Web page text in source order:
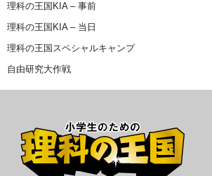
理科の王国KIA – 事前
理科の王国KIA – 当日
理科の王国スペシャルキャンプ
自由研究大作戦